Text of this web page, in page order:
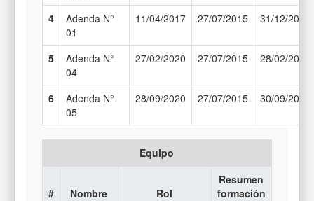
4
Adenda N°
01
11/04/2017 27/07/2015 31/12/2017
5
Adenda N°
04
27/02/2020 27/07/2015 28/02/2020
6
Adenda N°
05
28/09/2020 27/07/2015 30/09/2020
Equipo
# Nombre Rol
Resumen
formación